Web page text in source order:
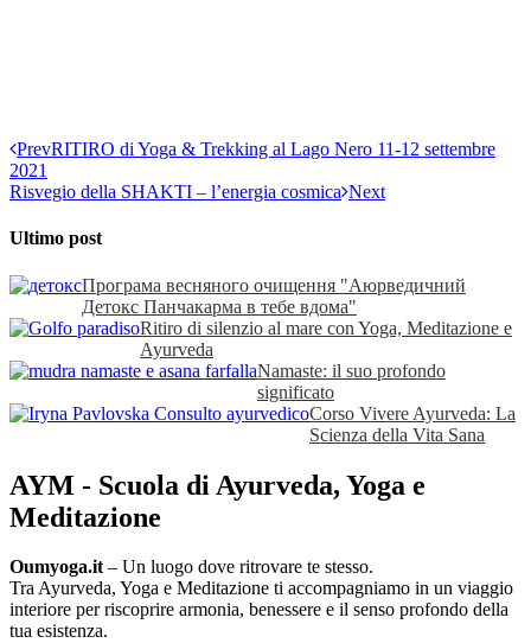
PrevRITIRO di Yoga & Trekking al Lago Nero 11-12 settembre
2021
Risvegio della SHAKTI – l’energia cosmica Next
Ultimo post
Програма весняного очищення "Аюрведичний
Детокс Панчакарма в тебе вдома"
Ritiro di silenzio al mare con Yoga, Meditazione e
Ayurveda
Namaste: il suo profondo
significato
Corso Vivere Ayurveda: La
Scienza della Vita Sana
AYM - Scuola di Ayurveda, Yoga e
Meditazione
Oumyoga.it– Un luogo dove ritrovare te stesso.
Tra Ayurveda, Yoga e Meditazione ti accompagniamo in un viaggio
interiore per riscoprire armonia, benessere e il senso profondo della
tua esistenza.